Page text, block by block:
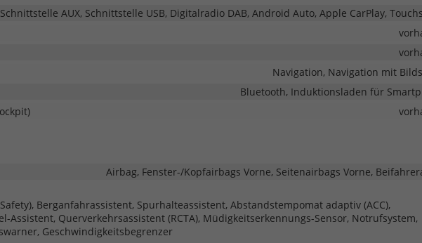
AUX, Schnittstelle USB, Digitalradio DAB, Android Auto, Apple CarPlay,
Navigation, Navigation mit
Bluetooth, Induktionsladen für
Airbag, Fenster-/Kopfairbags Vorne, Seitenairbags Vorne,
Berganfahrassistent, Spurhalteassistent, Abstandstempomat adaptiv (ACC),
Assistent, Querverkehrsassistent (RCTA), Müdigkeitserkennungs-Sensor, Notrufsystem,
Geschwindigkeitsbegrenzer